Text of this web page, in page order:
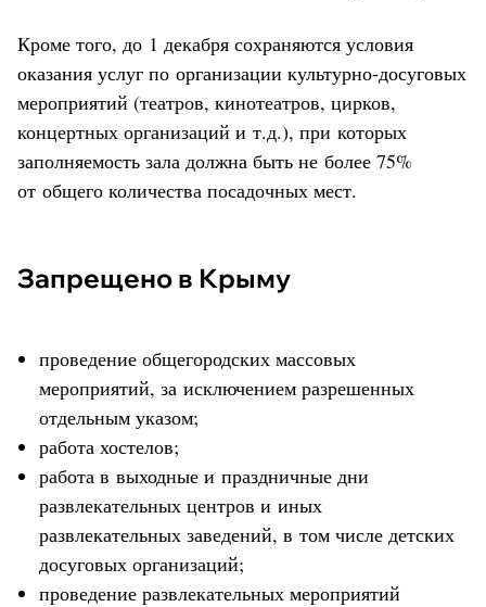
Кроме того, до 1 декабря сохраняются условия
оказания услуг по организации культурно-досуговых
мероприятий (театров, кинотеатров, цирков,
концертных организаций и т.д.), при которых
заполняемость зала должна быть не более 75%
от общего количества посадочных мест.
Запрещено в Крыму
проведение общегородских массовых
мероприятий, за исключением разрешенных
отдельным указом;
работа хостелов;
работа в выходные и праздничные дни
развлекательных центров и иных
развлекательных заведений, в том числе детских
досуговых организаций;
проведение развлекательных мероприятий